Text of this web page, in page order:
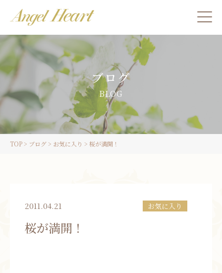
施術をご希望の方
カウンセリングをご希望の方へ
スクール受講生の方へ
お問い合わせ
ブログ
BLOG
TOP> ブログ> お気に入り > 桜が満開！
2011.04.21 お気に入り
桜が満開！